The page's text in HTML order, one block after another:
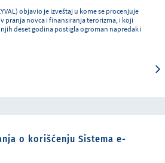
objavio je izveštaj u kome se procenjuje
novca i finansiranja terorizma, i koji
deset godina postigla ogroman napredak i
o korišćenju Sistema e-